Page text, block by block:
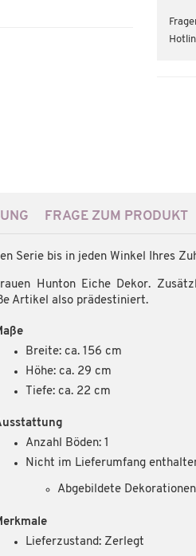
FRAGE ZUM PRODUKT
Serie bis in jeden Winkel Ihres
Hunton Eiche Dekor.
Artikel also prädestiniert.
Breite: ca. 156 cm
Höhe: ca. 29 cm
Tiefe: ca. 22 cm
Anzahl Böden: 1
Nicht im Lieferumfang
Abgebildete
Lieferzustand: Zerlegt